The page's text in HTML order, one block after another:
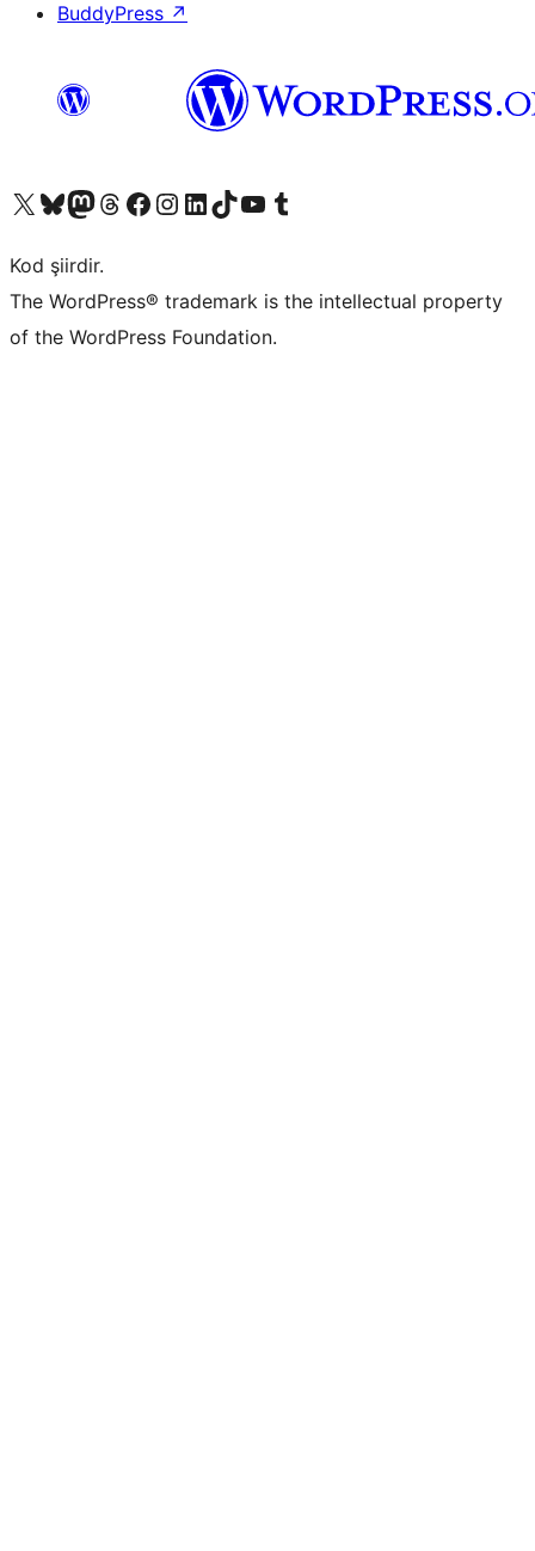
BuddyPress ↗
X (eski Twitter) hesabımıza bakın
Bluesky hesabımızı ziyaret edinMastodon hesabımızı ziyaret edinThreads hesabımızı ziyaret edinFacebook sayfamızı ziyaret edinInstagram hesabımızı ziyaret edinLinkedIn hesabımızı ziyaret edinTikTok hesabımızı ziyaret edinYouTube kanalımızı ziyaret edinTumblr hesabımızı ziyaret edin
Kod şiirdir.
The WordPress® trademark is the intellectual property
of the WordPress Foundation.